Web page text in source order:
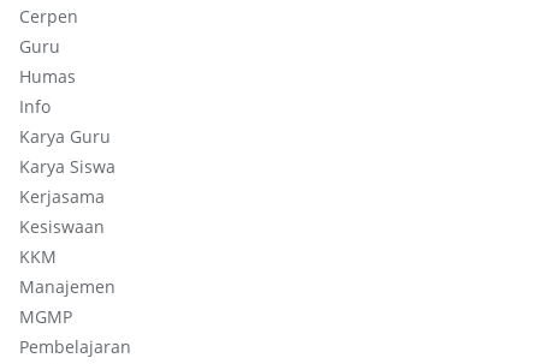
Cerpen
Guru
Humas
Info
Karya Guru
Karya Siswa
Kerjasama
Kesiswaan
KKM
Manajemen
MGMP
Pembelajaran